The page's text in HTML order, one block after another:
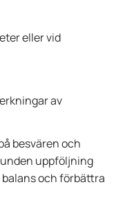
eller vid
av
besvären och
uppföljning
och förbättra